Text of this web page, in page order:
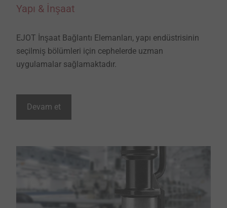
Yapı & İnşaat
EJOT İnşaat Bağlantı Elemanları, yapı endüstrisinin
seçilmiş bölümleri için cephelerde uzman
​​​​​​​uygulamalar sağlamaktadır.
Devam et